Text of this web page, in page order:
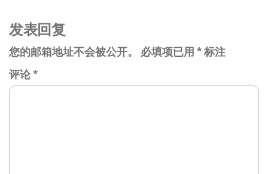
发表回复
您的邮箱地址不会被公开。 必填项已用 *标注
评论*